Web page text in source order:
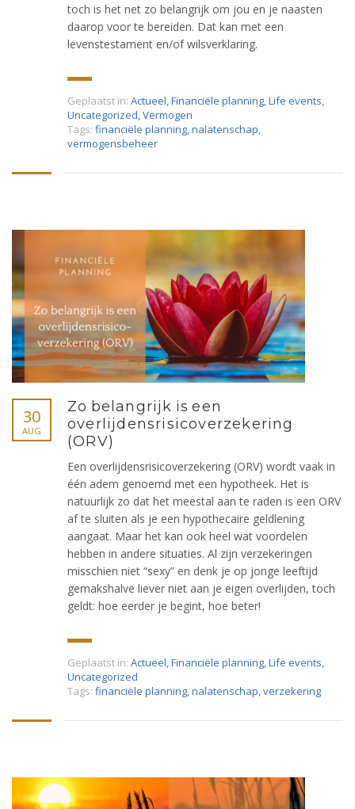
toch is het net zo belangrijk om jou en je naasten
daarop voor te bereiden. Dat kan met een
levenstestament en/of wilsverklaring.
Geplaatst in: Actueel,Financiële planning,Life events,
Uncategorized,Vermogen
Tags: financiële planning,nalatenschap,
vermogensbeheer
30
AUG
Zo belangrijk is een
overlijdensrisicoverzekering
(ORV)
Een overlijdensrisicoverzekering (ORV) wordt vaak in
één adem genoemd met een hypotheek. Het is
natuurlijk zo dat het meestal aan te raden is een ORV
af te sluiten als je een hypothecaire geldlening
aangaat. Maar het kan ook heel wat voordelen
hebben in andere situaties. Al zijn verzekeringen
misschien niet “sexy” en denk je op jonge leeftijd
gemakshalve liever niet aan je eigen overlijden, toch
geldt: hoe eerder je begint, hoe beter!
Geplaatst in: Actueel,Financiële planning,Life events,
Uncategorized
Tags: financiële planning,nalatenschap,verzekering